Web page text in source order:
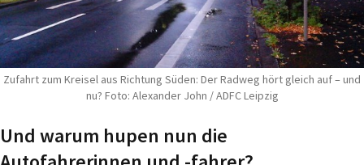
Zufahrt zum Kreisel aus Richtung Süden: Der Radweg hört gleich auf – und
nu? Foto: Alexander John / ADFC Leipzig
Und warum hupen nun die